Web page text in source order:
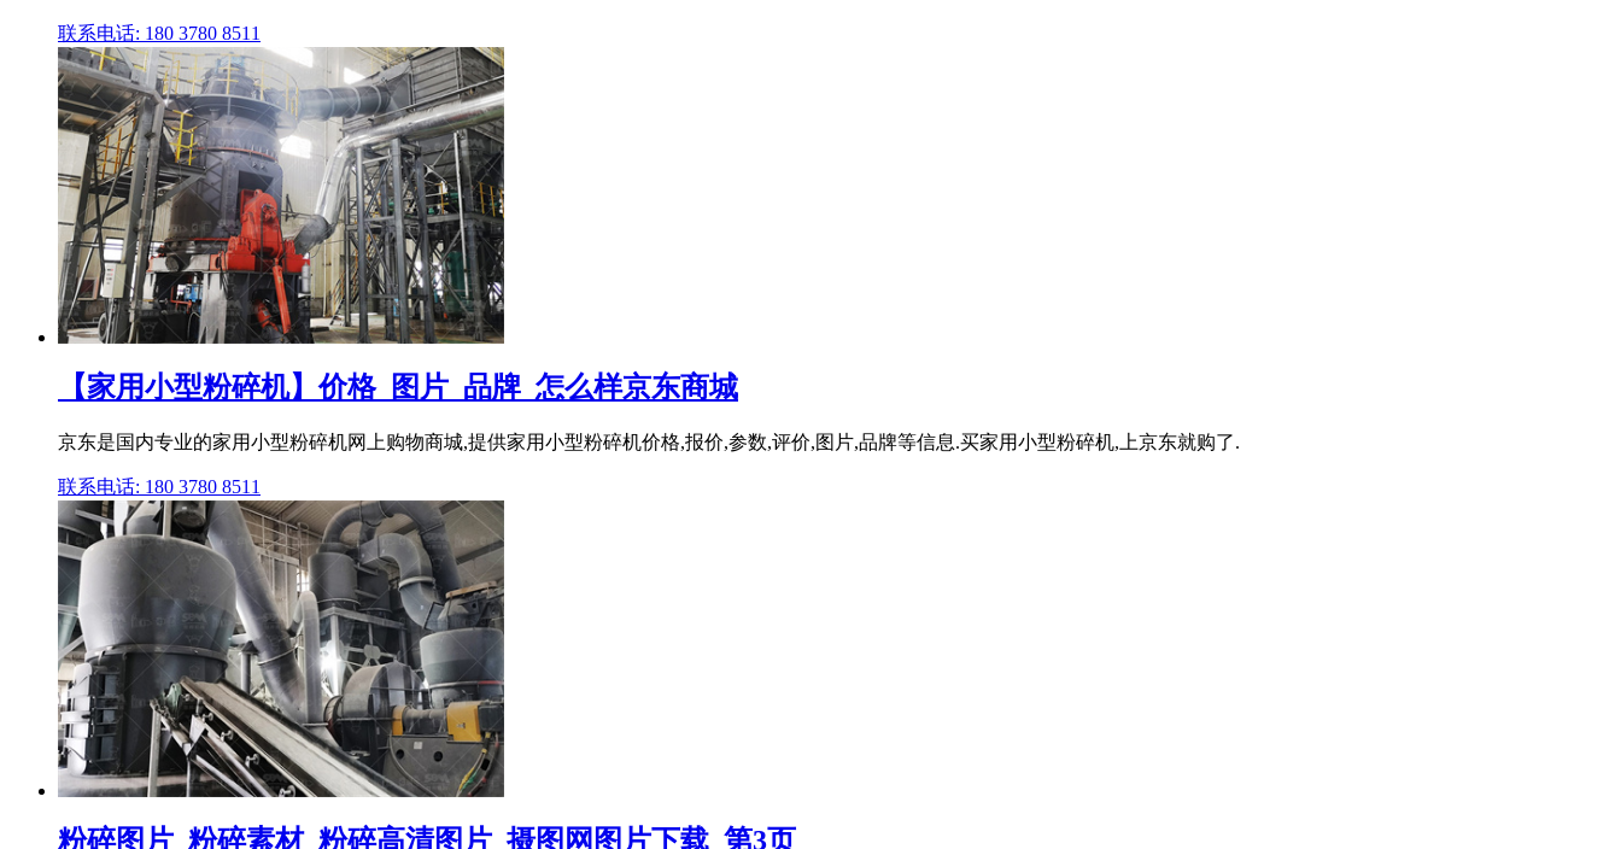
联系电话: 180 3780 8511
【家用小型粉碎机】价格_图片_品牌_怎么样京东商城
京东是国内专业的家用小型粉碎机网上购物商城,提供家用小型粉碎机价格,报价,参数,评价,图片,品牌等信息.买家用小型粉碎机,上京东就购了.
联系电话: 180 3780 8511
粉碎图片_粉碎素材_粉碎高清图片_摄图网图片下载_第3页